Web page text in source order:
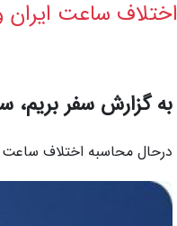
اختلاف ساعت ایران
به گزارش سفر بریم،
درحال محاسبه اختلاف ساعت